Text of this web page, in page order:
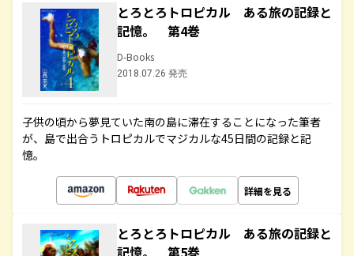
とろとろトロピカル ある旅の記録と
記憶。 第4巻
D-Books
2018.07.26 発売
子供の頃から夢見ていた南の島に滞在することになった筆者
が、島で出合うトロピカルでマジカルな45日間の記録と記
憶。
詳細を見る
とろとろトロピカル ある旅の記録と
記憶。 第5巻